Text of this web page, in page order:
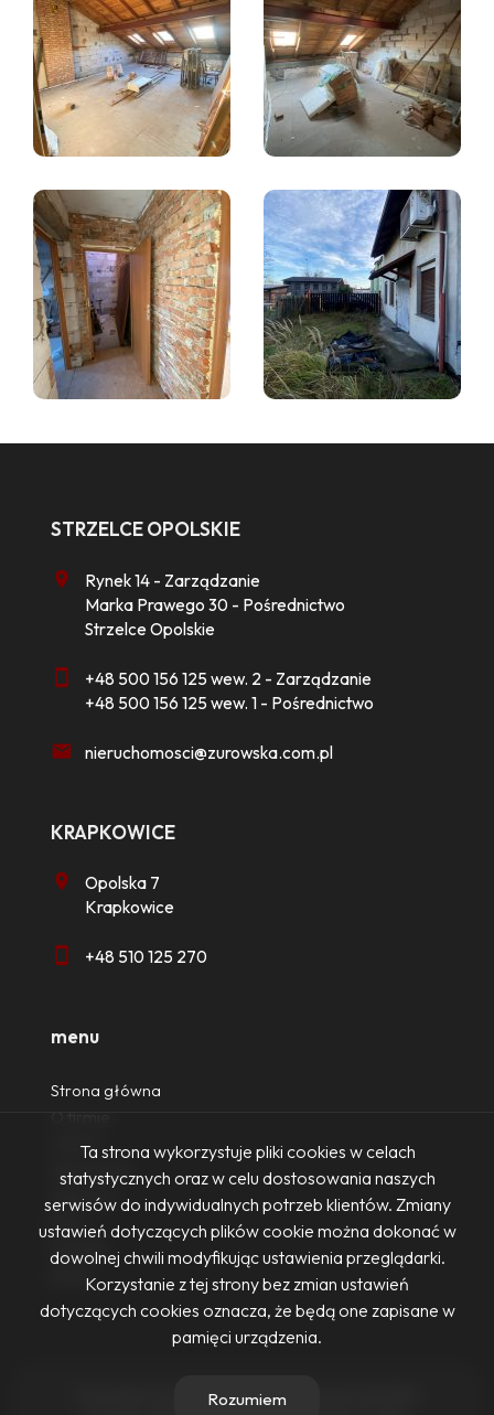
STRZELCE OPOLSKIE
Rynek 14 - Zarządzanie
Marka Prawego 30 - Pośrednictwo
Strzelce Opolskie
+48 500 156 125 wew. 2 - Zarządzanie
+48 500 156 125 wew. 1 - Pośrednictwo
nieruchomosci@zurowska.com.pl
KRAPKOWICE
Opolska 7
Krapkowice
+48 510 125 270
menu
Strona główna
Oferty
Zgłoszenia
Ulubione
Blog
Kontakt
Rodo
Firma Nieruchomości Ewa Żurowska-Dennis © 2026
Ta strona wykorzystuje pliki cookies w celach
statystycznych oraz w celu dostosowania naszych
serwisów do indywidualnych potrzeb klientów. Zmiany
ustawień dotyczących plików cookie można dokonać w
dowolnej chwili modyfikując ustawienia przeglądarki.
Korzystanie z tej strony bez zmian ustawień
dotyczących cookies oznacza, że będą one zapisane w
pamięci urządzenia.
Rozumiem